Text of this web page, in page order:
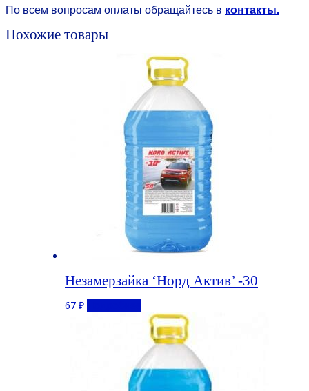
По всем вопросам оплаты обращайтесь в контакты.
Похожие товары
Незамерзайка ‘Норд Актив’ -30
67 ₽